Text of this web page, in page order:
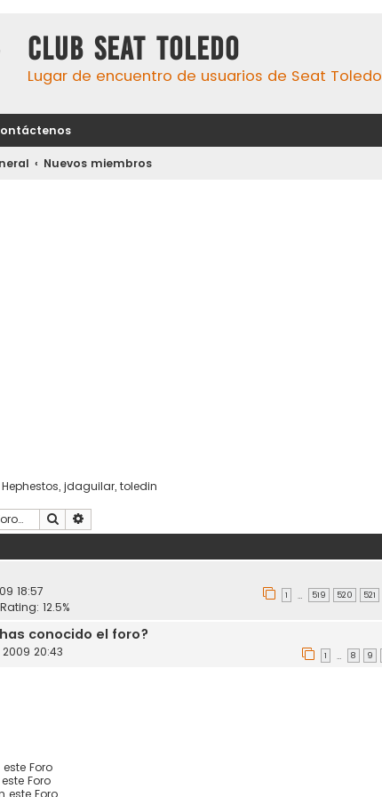
Club Seat Toledo
Lugar de encuentro de usuarios de Seat Toledo
Nuevos miembros
Hephestos, jdaguilar, toledin
Buscar
18:57 1 … 519 520 521
Rating: 12.5%
has conocido el foro?
20:43 1 … 8 9
Foro
Foro
este Foro